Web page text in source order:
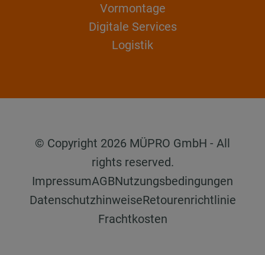
Vormontage
Digitale Services
Logistik
© Copyright 2026 MÜPRO GmbH - All
rights reserved.
ImpressumAGBNutzungsbedingungen
DatenschutzhinweiseRetourenrichtlinie
Frachtkosten